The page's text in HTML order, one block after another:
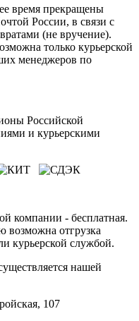
время прекращены
России, в связи с
(не вручение).
только курьерской
менеджеров по
Российской
и курьерскими
компании - бесплатная.
возможна отгрузка
курьерской службой.
нашей
107